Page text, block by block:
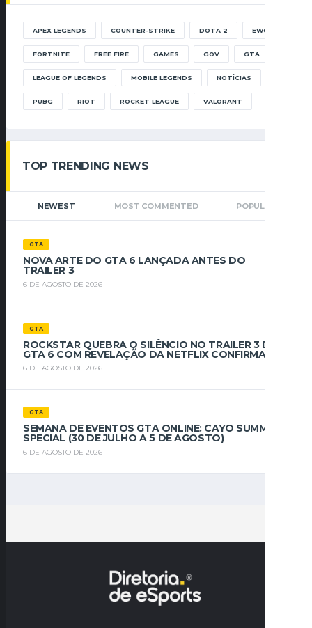
APEX LEGENDS COUNTER-STRIKE DOTA 2 EWC
FORTNITE FREE FIRE GAMES GOV GTA
LEAGUE OF LEGENDS MOBILE LEGENDS NOTÍCIAS
PUBG RIOT ROCKET LEAGUE VALORANT
TOP TRENDING NEWS
NEWEST MOST COMMENTED POPULAR
GTA
NOVA ARTE DO GTA 6 LANÇADA ANTES DO
TRAILER 3
6 DE AGOSTO DE 2026
GTA
ROCKSTAR QUEBRA O SILÊNCIO NO TRAILER 3 DE
GTA 6 COM REVELAÇÃO DA NETFLIX CONFIRMADA
6 DE AGOSTO DE 2026
GTA
SEMANA DE EVENTOS GTA ONLINE: CAYO SUMMER
SPECIAL (30 DE JULHO A 5 DE AGOSTO)
6 DE AGOSTO DE 2026